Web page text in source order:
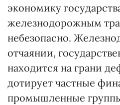
экономику
железнодорожным
небезопасно.
отчаянии,
находится на грани
дотирует частные
промышленные